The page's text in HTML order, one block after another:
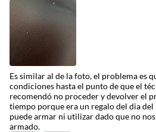
Es similar al de la foto, el problema es
condiciones hasta el punto de que el
recomendó no proceder y devolver el
tiempo porque era un regalo del dia del
puede armar ni utilizar dado que no
armado.